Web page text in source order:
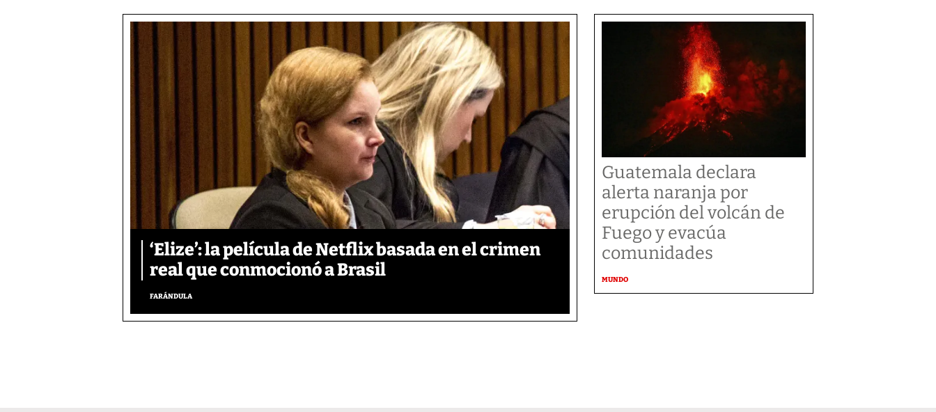
‘Elize’: la película de Netflix basada en el crimen
real que conmocionó a Brasil
FARÁNDULA
Guatemala declara
alerta naranja por
erupción del volcán de
Fuego y evacúa
comunidades
MUNDO